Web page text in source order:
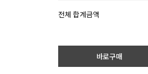
전체 합계금액
바로구매